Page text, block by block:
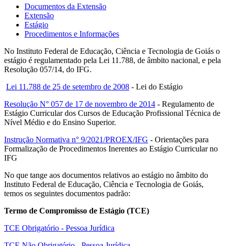
Documentos da Extensão
Extensão
Estágio
Procedimentos e Informações
No Instituto Federal de Educação, Ciência e Tecnologia de Goiás o
estágio é regulamentado pela Lei 11.788, de âmbito nacional, e pela
Resolução 057/14, do IFG.
Lei 11.788 de 25 de setembro de 2008 - Lei do Estágio
Resolução N° 057 de 17 de novembro de 2014 - Regulamento de
Estágio Curricular dos Cursos de Educação Profissional Técnica de
Nível Médio e do Ensino Superior.
Instrução Normativa n° 9/2021/PROEX/IFG - Orientações para
Formalização de Procedimentos Inerentes ao Estágio Curricular no
IFG
No que tange aos documentos relativos ao estágio no âmbito do
Instituto Federal de Educação, Ciência e Tecnologia de Goiás,
temos os seguintes documentos padrão:
Termo de Compromisso de Estágio (TCE)
TCE Obrigatório - Pessoa Jurídica